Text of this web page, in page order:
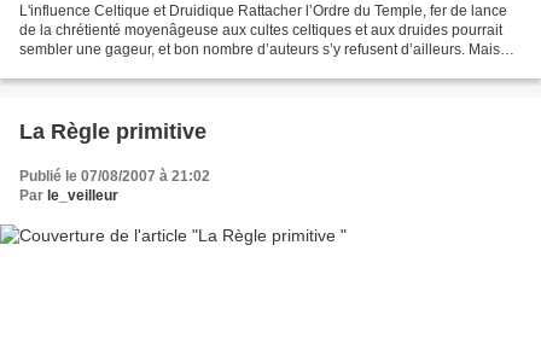
L'influence Celtique et Druidique Rattacher l’Ordre du Temple, fer de lance
de la chrétienté moyenâgeuse aux cultes celtiques et aux druides pourrait
sembler une gageur, et bon nombre d’auteurs s’y refusent d’ailleurs. Mais
La Règle primitive
Publié le 07/08/2007 à 21:02
Par le_veilleur